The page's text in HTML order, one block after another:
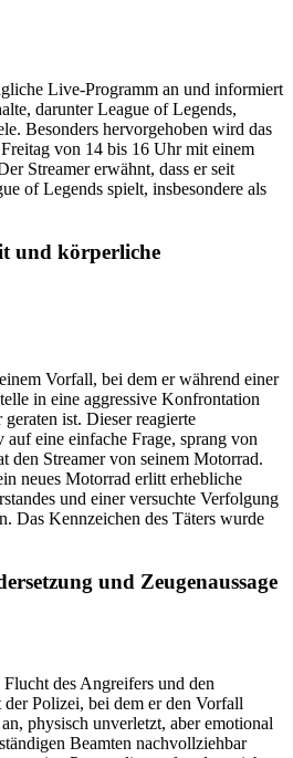
Live-Programm an und informiert
darunter League of Legends,
Besonders hervorgehoben wird das
von 14 bis 16 Uhr mit einem
Streamer erwähnt, dass er seit
of Legends spielt, insbesondere als
und körperliche
Vorfall, bei dem er während einer
in eine aggressive Konfrontation
ist. Dieser reagierte
auf eine einfache Frage, sprang von
den Streamer von seinem Motorrad.
neues Motorrad erlitt erhebliche
und einer versuchte Verfolgung
Das Kennzeichen des Täters wurde
und Zeugenaussage
des Angreifers und den
Polizei, bei dem er den Vorfall
physisch unverletzt, aber emotional
Beamten nachvollziehbar